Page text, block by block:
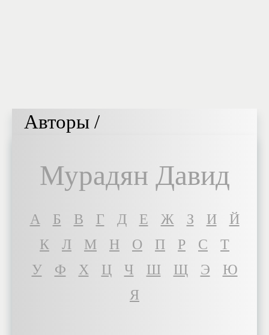
Авторы /
Мурадян Давид
A Б В Г Д Е Ж З И
Й
К
Л М Н О П Р С
Т
У
Ф Х Ц Ч Ш Щ Э
Ю
Я